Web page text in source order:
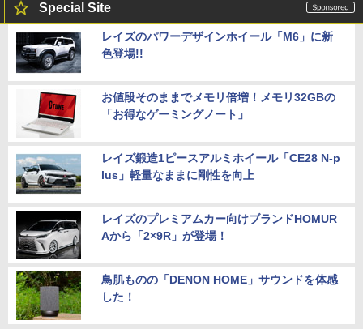
Special Site
レイズのパワーデザインホイール「M6」に新
色登場!!
お値段そのままでメモリ倍増！メモリ32GBの
「お得なゲーミングノート」
レイズ鍛造1ピースアルミホイール「CE28 N-p
lus」軽量なままに剛性を向上
レイズのプレミアムカー向けブランドHOMUR
Aから「2×9R」が登場！
鳥肌ものの「DENON HOME」サウンドを体感
した！